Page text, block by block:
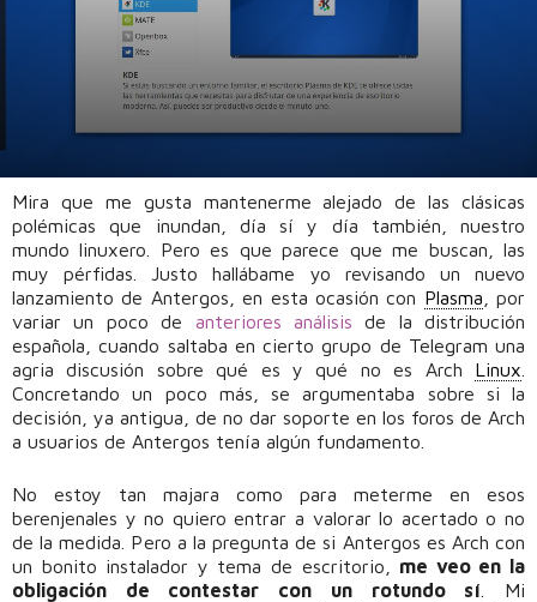
COLABORATORIO
Por Enrique Bravo - 16 enero, 2017 5133 31
Mira que me gusta mantenerme alejado de las clásicas
polémicas que inundan, día sí y día también, nuestro
mundo linuxero. Pero es que parece que me buscan, las
muy pérfidas. Justo hallábame yo revisando un nuevo
lanzamiento de Antergos, en esta ocasión con Plasma , por
variar un poco de anteriores análisis de la distribución
española, cuando saltaba en cierto grupo de Telegram una
agria discusión sobre qué es y qué no es Arch Linux
Concretando un poco más, se argumentaba sobre si la
decisión, ya antigua, de no dar soporte en los foros de Arch
a usuarios de Antergos tenía algún fundamento.
No estoy tan majara como para meterme en esos
berenjenales y no quiero entrar a valorar lo acertado o no
de la medida. Pero a la pregunta de si Antergos es Arch con
un bonito instalador y tema de escritorio, me veo en la
obligación de contestar con un rotundo sí . Mi